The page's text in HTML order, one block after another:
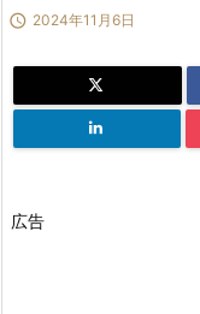
 2024年11月6日
広告